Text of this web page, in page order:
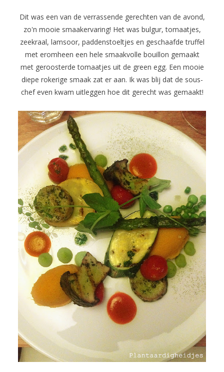
Dit was een van de verrassende gerechten van de avond,
zo'n mooie smaakervaring! Het was bulgur, tomaatjes,
zeekraal, lamsoor, paddenstoeltjes en geschaafde truffel
met eromheen een hele smaakvolle bouillon gemaakt
met geroosterde tomaatjes uit de green egg. Een mooie
diepe rokerige smaak zat er aan. Ik was blij dat de sous-
chef even kwam uitleggen hoe dit gerecht was gemaakt!